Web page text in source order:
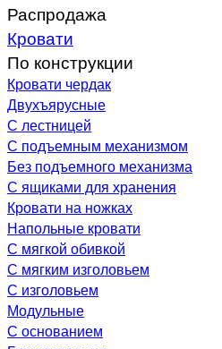
Распродажа
Кровати
По конструкции
Кровати чердак
Двухъярусные
С лестницей
С подъемным механизмом
Без подъемного механизма
С ящиками для хранения
Кровати на ножках
Напольные кровати
С мягкой обивкой
С мягким изголовьем
С изголовьем
Модульные
С основанием